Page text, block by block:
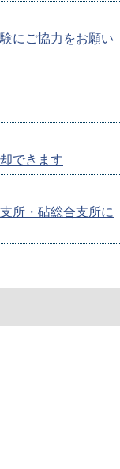
にご協力をお願い
できます
所・砧総合支所に